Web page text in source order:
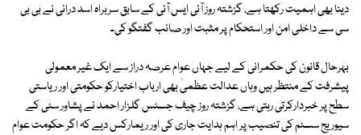
دینا بھی اہمیت رکھتا ہے، گزشتہ روز آئی ایس آئی کے سابق سربراہ اسد درانی نے بی بی
سی سے داخلی امن اور استحکام پر مثبت اور صائب گفتگو کی۔
بہرحال قانون کی حکمرانی کے لیے جہاں عوام عرصہ دراز سے ایک غیر معمولی
پیشرفت کے منتظر ہیں وہاں عدالت عظمیٰ بھی ارباب اختیارکو حکومتی اور ریاستی
سطح پر خبردارکرتی رہتی ہے، گزشتہ روز چیف جسٹس گلزار احمد نے پشاور سٹی کے
سیوریج سسٹم کی تنصیب پر اہم ہدایت جاری کی اور ریمارکس دیے کہ اگر حکومت عوام